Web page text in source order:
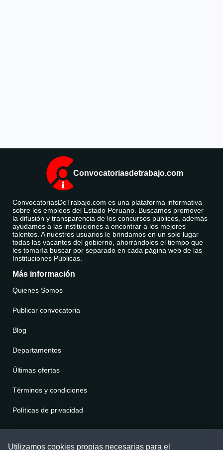
Convocatoriasdetrabajo.com
ConvocatoriasDeTrabajo.com es una plataforma informativa
sobre los empleos del Estado Peruano. Buscamos promover
la difusión y transparencia de los concursos públicos, además
ayudamos a las instituciones a encontrar a los mejores
talentos. A nuestros usuarios le brindamos en un solo lugar
todas las vacantes del gobierno, ahorrándoles el tiempo que
les tomaría buscar por separado en cada página web de las
Instituciones Públicas.
Más información
Quienes Somos
Publicar convocatoria
Blog
Departamentos
Últimas ofertas
Términos y condiciones
Políticas de privacidad
Utilizamos cookies propias necesarias para el